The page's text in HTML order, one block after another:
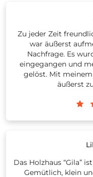
Zu jeder Zeit
war äußerst
Nachfrage. Es
eingegangen und
gelöst. Mit
äußerst
Das Holzhaus “Gila”
Gemütlich, klein